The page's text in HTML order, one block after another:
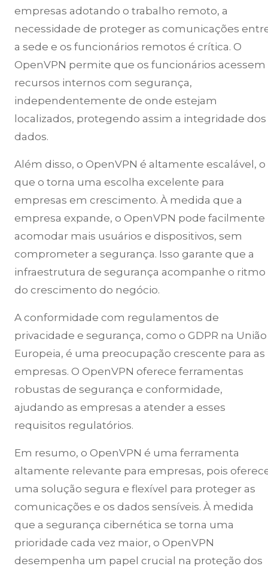
empresas adotando o trabalho remoto, a
necessidade de proteger as comunicações
a sede e os funcionários remotos é crítica. O
OpenVPN permite que os funcionários acessem
recursos internos com segurança,
independentemente de onde estejam
localizados, protegendo assim a integridade dos
dados.
Além disso, o OpenVPN é altamente escalável, o
que o torna uma escolha excelente para
empresas em crescimento. À medida que a
empresa expande, o OpenVPN pode facilmente
acomodar mais usuários e dispositivos, sem
comprometer a segurança. Isso garante que a
infraestrutura de segurança acompanhe o ritmo
do crescimento do negócio.
A conformidade com regulamentos de
privacidade e segurança, como o GDPR na União
Europeia, é uma preocupação crescente para as
empresas. O OpenVPN oferece ferramentas
robustas de segurança e conformidade,
ajudando as empresas a atender a esses
requisitos regulatórios.
Em resumo, o OpenVPN é uma ferramenta
altamente relevante para empresas, pois
uma solução segura e flexível para proteger as
comunicações e os dados sensíveis. À medida
que a segurança cibernética se torna uma
prioridade cada vez maior, o OpenVPN
desempenha um papel crucial na proteção dos